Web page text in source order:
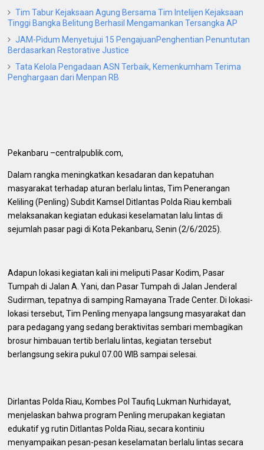
Tim Tabur Kejaksaan Agung Bersama Tim Intelijen Kejaksaan
Tinggi Bangka Belitung Berhasil Mengamankan Tersangka AP
JAM-Pidum Menyetujui 15 PengajuanPenghentian Penuntutan
Berdasarkan Restorative Justice
Tata Kelola Pengadaan ASN Terbaik, Kemenkumham Terima
Penghargaan dari Menpan RB
Pekanbaru –centralpublik.com,
Dalam rangka meningkatkan kesadaran dan kepatuhan
masyarakat terhadap aturan berlalu lintas, Tim Penerangan
Keliling (Penling) Subdit Kamsel Ditlantas Polda Riau kembali
melaksanakan kegiatan edukasi keselamatan lalu lintas di
sejumlah pasar pagi di Kota Pekanbaru, Senin (2/6/2025).
Adapun lokasi kegiatan kali ini meliputi Pasar Kodim, Pasar
Tumpah di Jalan A. Yani, dan Pasar Tumpah di Jalan Jenderal
Sudirman, tepatnya di samping Ramayana Trade Center. Di lokasi-
lokasi tersebut, Tim Penling menyapa langsung masyarakat dan
para pedagang yang sedang beraktivitas sembari membagikan
brosur himbauan tertib berlalu lintas, kegiatan tersebut
berlangsung sekira pukul 07.00 WIB sampai selesai.
Dirlantas Polda Riau, Kombes Pol Taufiq Lukman Nurhidayat,
menjelaskan bahwa program Penling merupakan kegiatan
edukatif yg rutin Ditlantas Polda Riau, secara kontiniu
menyampaikan pesan-pesan keselamatan berlalu lintas secara